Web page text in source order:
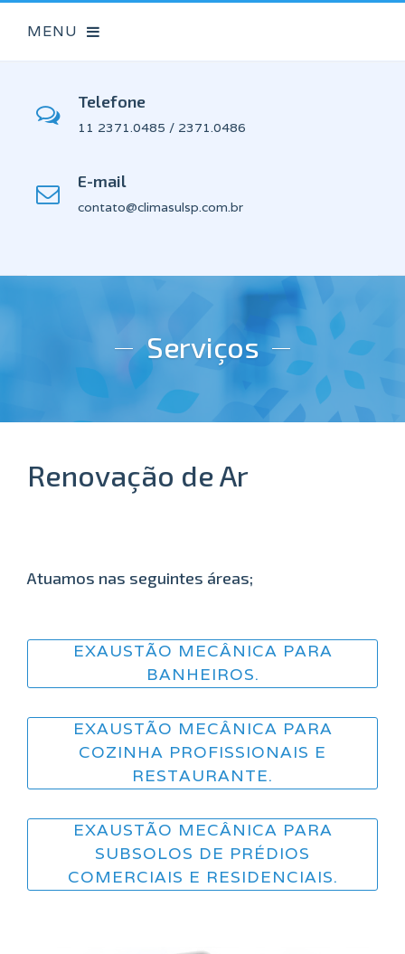
Telefone
11 2371.0485 / 2371.0486
E-mail
contato@climasulsp.com.br
Serviços
Renovação de Ar
Atuamos nas seguintes áreas;
EXAUSTÃO MECÂNICA PARA
BANHEIROS.
EXAUSTÃO MECÂNICA PARA
COZINHA PROFISSIONAIS E
RESTAURANTE.
EXAUSTÃO MECÂNICA PARA
SUBSOLOS DE PRÉDIOS
COMERCIAIS E RESIDENCIAIS.